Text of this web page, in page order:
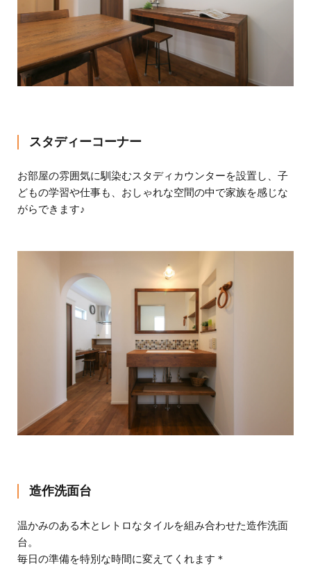
スタディーコーナー
お部屋の雰囲気に馴染むスタディカウンターを設置し、子
どもの学習や仕事も、おしゃれな空間の中で家族を感じな
がらできます♪
造作洗面台
温かみのある木とレトロなタイルを組み合わせた造作洗面
台。
毎日の準備を特別な時間に変えてくれます＊